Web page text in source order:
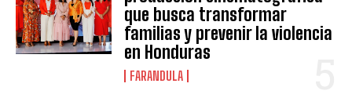
que busca transformar
familias y prevenir la violencia
en Honduras
FARANDULA